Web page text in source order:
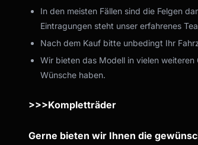
In den meisten Fällen sind die Felgen
Eintragungen steht unser erfahrenes
Nach dem Kauf bitte unbedingt Ihr
Wir bieten das Modell in vielen
Wünsche haben.
>>>Kompletträder
Gerne bieten wir Ihnen die